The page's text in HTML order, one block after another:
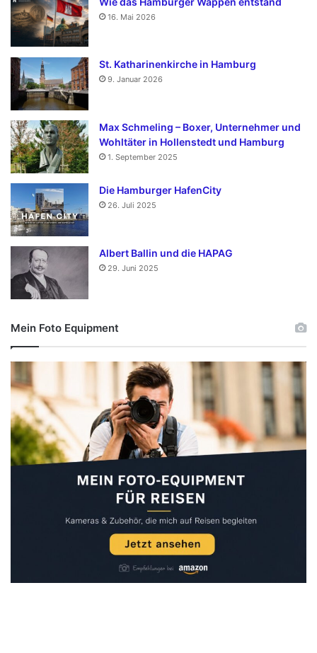
16. Mai 2026
St. Katharinenkirche in Hamburg
9. Januar 2026
Max Schmeling – Boxer, Unternehmer und
Wohltäter in Hollenstedt und Hamburg
1. September 2025
Die Hamburger HafenCity
26. Juli 2025
Albert Ballin und die HAPAG
29. Juni 2025
Mein Foto Equipment